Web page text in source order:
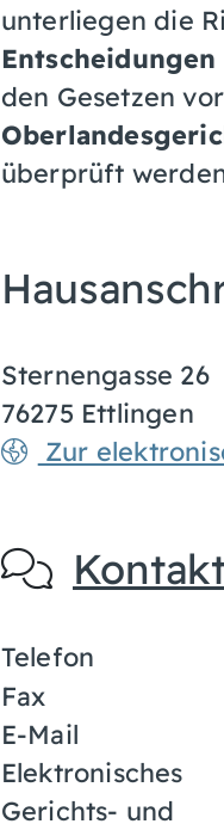
unterliegen die
Entscheidungen
den Gesetzen
überprüft
Sternengasse 26
76275 Ettlingen
Zur
Telefon
Fax
E-Mail
Elektronisches
Gerichts- und